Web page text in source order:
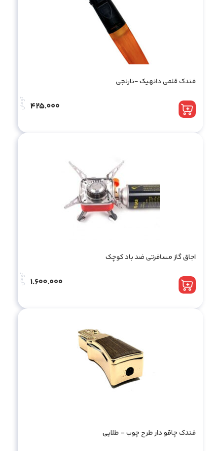
فندک قلمی دانهیک -نارنجی
تومان 425.000
اجاق گاز مسافرتی ضد باد کوچک
تومان 1.600.000
فندک چاقو دار طرح چوب – طلایی